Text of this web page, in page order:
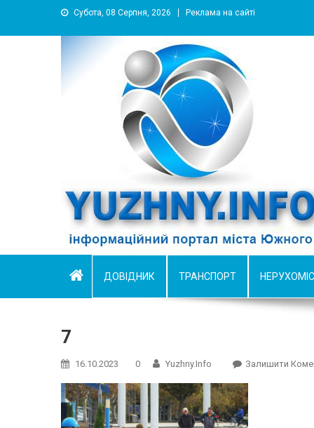
Субота, 08 Серпня, 2026 Реклама на сайті
YUZHNY.INFO
информационный портал города Южный
ДОВІДНИК ТРАНСПОРТ
7
16.10.2023 0 Yuzhny.info Залишити